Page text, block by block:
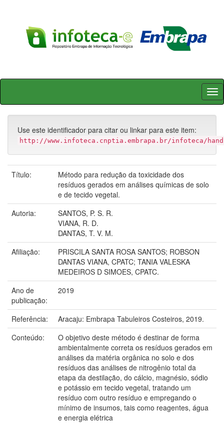
Skip
Use este identificador para citar ou linkar para este item:
http://www.infoteca.cnptia.embrapa.br/infoteca/
Título:
Método para redução da toxicidade dos
resíduos gerados em análises químicas de solo
e de tecido vegetal.
Autoria:
SANTOS, P. S. R.
VIANA, R. D.
DANTAS, T. V. M.
Afiliação:
PRISCILA SANTA ROSA SANTOS; ROBSON
DANTAS VIANA, CPATC; TANIA VALESKA
MEDEIROS D SIMOES, CPATC.
Ano de
publicação:
2019
Referência:
Aracaju: Embrapa Tabuleiros Costeiros, 2019.
Conteúdo:
O objetivo deste método é destinar de forma
ambientalmente correta os resíduos gerados em
análises da matéria orgânica no solo e dos
resíduos das análises de nitrogênio total da
etapa da destilação, do cálcio, magnésio, sódio
e potássio em tecido vegetal, tratando um
resíduo com outro resíduo e empregando o
mínimo de insumos, tais como reagentes, água
e energia elétrica